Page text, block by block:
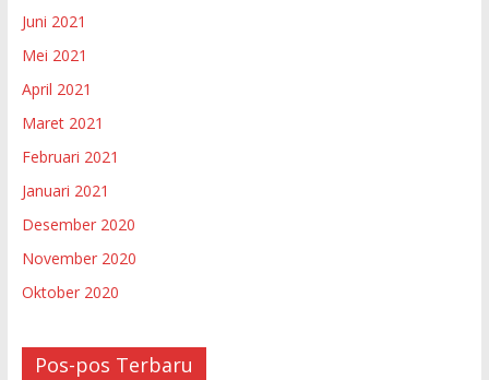
Juni 2021
Mei 2021
April 2021
Maret 2021
Februari 2021
Januari 2021
Desember 2020
November 2020
Oktober 2020
Pos-pos Terbaru